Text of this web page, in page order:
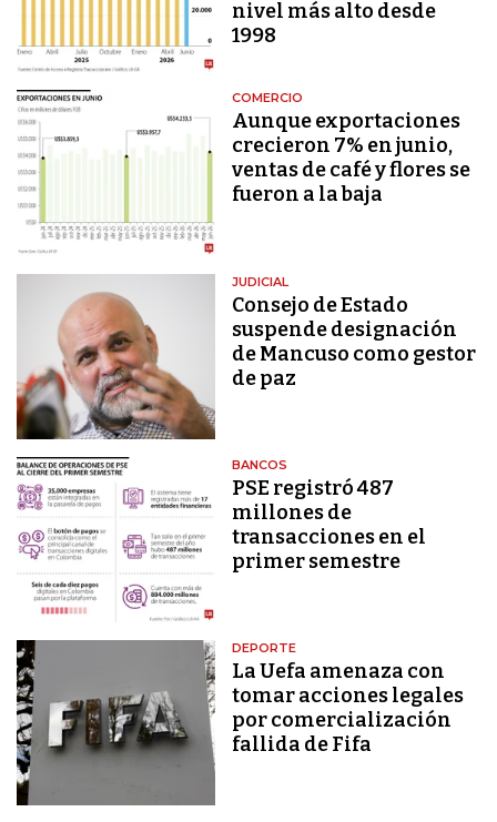
nivel más alto desde
1998
COMERCIO
Aunque exportaciones
crecieron 7% en junio,
ventas de café y flores se
fueron a la baja
JUDICIAL
Consejo de Estado
suspende designación
de Mancuso como gestor
de paz
BANCOS
PSE registró 487
millones de
transacciones en el
primer semestre
DEPORTE
La Uefa amenaza con
tomar acciones legales
por comercialización
fallida de Fifa